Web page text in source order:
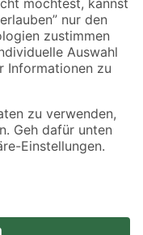
Angebote sind unter
Verfügbarkeiten beziehen
mit Speditionsversand, hier